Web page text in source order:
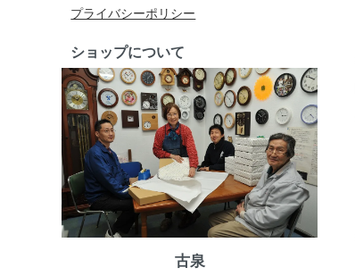
プライバシーポリシー
ショップについて
古泉